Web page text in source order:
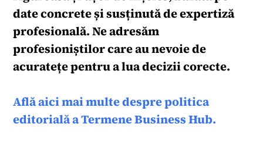
date concrete și susținută de expertiză
profesională. Ne adresăm
profesioniștilor care au nevoie de
acuratețe pentru a lua decizii corecte.
Află aici mai multe despre politica
editorială a Termene Business Hub.